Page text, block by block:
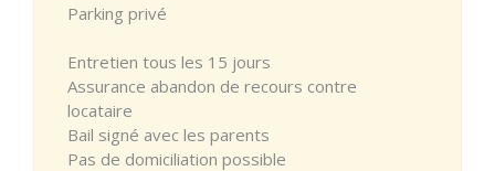
Parking privé
Entretien tous les 15 jours
Assurance abandon de recours contre
locataire
Bail signé avec les parents
Pas de domiciliation possible